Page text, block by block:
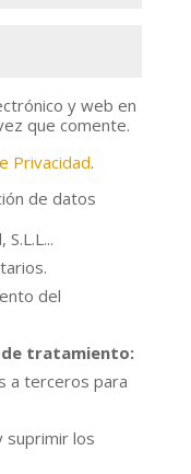
y web en
que comente.
Privacidad.
de datos
del
tratamiento:
a terceros para
suprimir los